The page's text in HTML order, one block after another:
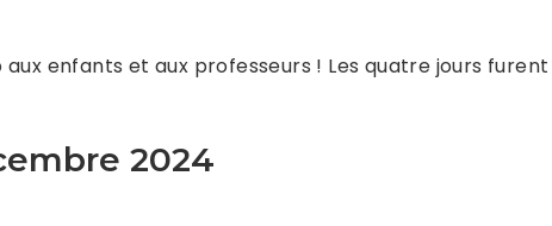
aux enfants et aux professeurs ! Les quatre jours
2024